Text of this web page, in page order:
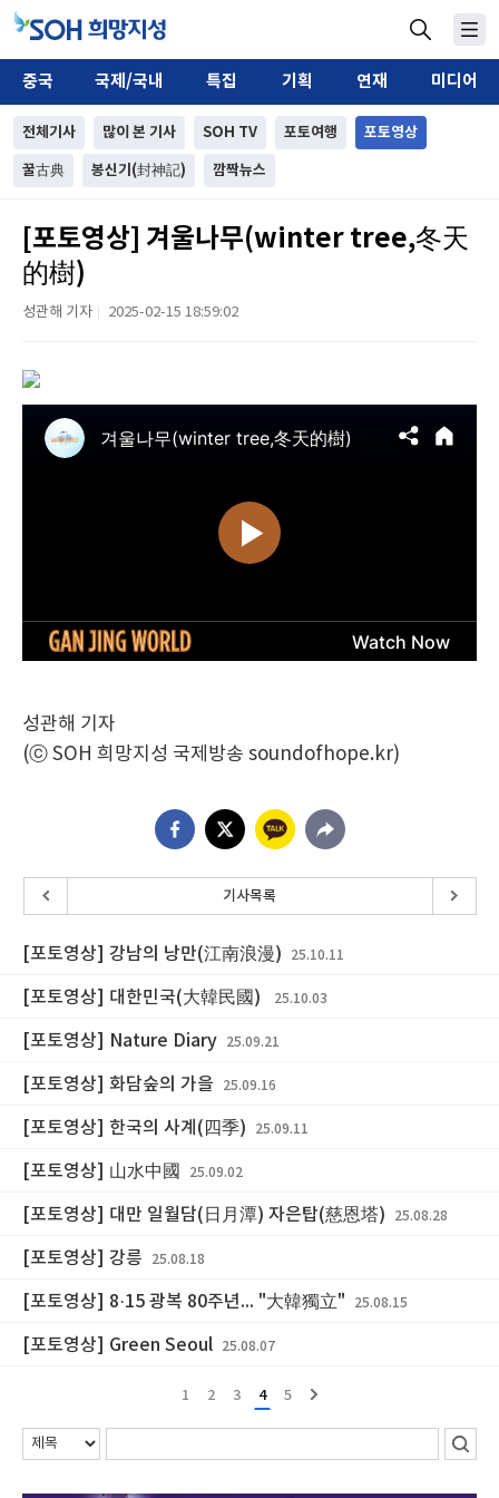
중국 국제/국내 특집 기획 연재 미디어
전체기사 많이 본 기사 SOH TV 포토여행 포토영상
꿀古典 봉신기(封神記) 깜짝뉴스
[포토영상] 겨울나무(winter tree,冬天
的樹)
성관해 기자 2025-02-15 18:59:02
성관해 기자
(ⓒ SOH 희망지성 국제방송 soundofhope.kr)
기사목록
[포토영상] 강남의 낭만(江南浪漫) 25.10.11
[포토영상] 대한민국(大韓民國) 25.10.03
[포토영상] Nature Diary 25.09.21
[포토영상] 화담숲의 가을 25.09.16
[포토영상] 한국의 사계(四季) 25.09.11
[포토영상] 山水中國 25.09.02
[포토영상] 대만 일월담(日月潭) 자은탑(慈恩塔) 25.08.28
[포토영상] 강릉 25.08.18
[포토영상] 8·15 광복 80주년... "大韓獨立" 25.08.15
[포토영상] Green Seoul 25.08.07
1 2 3 4 5